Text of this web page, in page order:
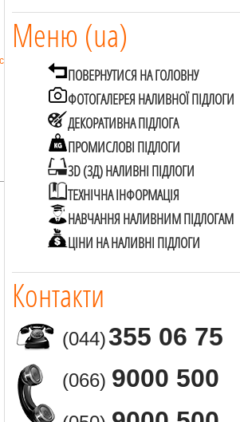
Меню (ua)
ПОВЕРНУТИСЯ НА ГОЛОВНУ
ФОТОГАЛЕРЕЯ НАЛИВНОЇ ПІДЛОГИ
ДЕКОРАТИВНА ПІДЛОГА
ПРОМИСЛОВІ ПІДЛОГИ
3D (3Д) НАЛИВНІ ПІДЛОГИ
ТЕХНІЧНА ІНФОРМАЦІЯ
НАВЧАННЯ НАЛИВНИМ ПІДЛОГАМ
ЦІНИ НА НАЛИВНІ ПІДЛОГИ
Контакти
(044)355 06 75
(066) 9000 500